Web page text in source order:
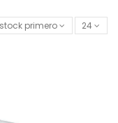
primero 24